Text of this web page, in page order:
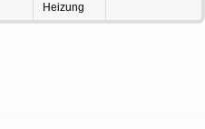
Heizung